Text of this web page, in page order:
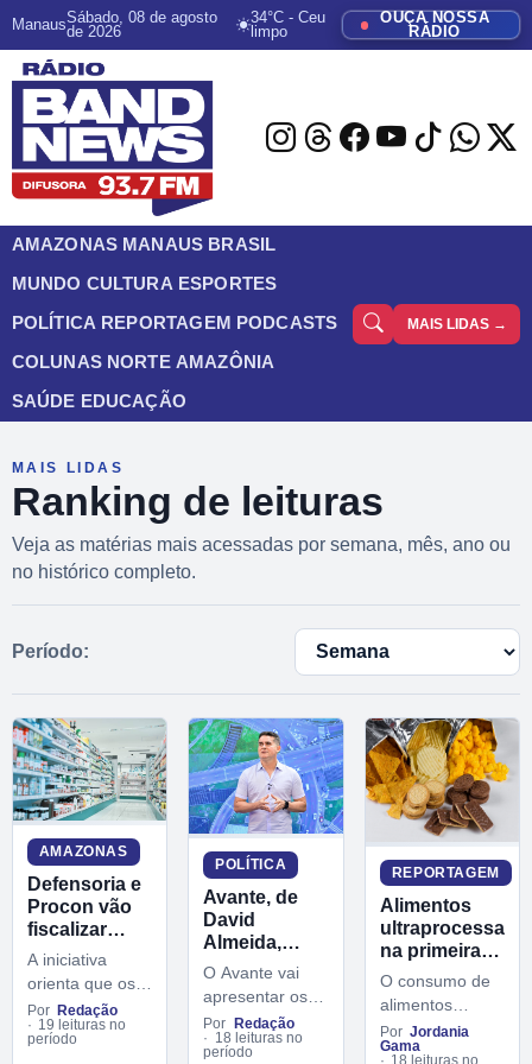
ManausSábado, 08 de agosto
de 2026
34°C - Ceu
limpo
OUÇA NOSSA
RÁDIO
AMAZONAS MANAUS BRASIL
MUNDO CULTURA ESPORTES
POLÍTICA REPORTAGEM PODCASTS
COLUNAS NORTE AMAZÔNIA
SAÚDE EDUCAÇÃO
MAIS LIDAS →
MAIS LIDAS
Ranking de leituras
Veja as matérias mais acessadas por semana, mês, ano ou
no histórico completo.
Período:
AMAZONAS
Defensoria e
Procon vão
fiscalizar
exigência de
dados de
clientes em
farmácias e
drogarias
A iniciativa
orienta que os
estabelecimentos
(farmácias e
Por
Redação
19 leituras no
período
POLÍTICA
Avante, de
David
Almeida,
lança chapa
de pré-
candidatos a
deputado
federal nesta
O Avante vai
apresentar os
pré-candidatos
do partido à
Por
Redação
18 leituras no
período
REPORTAGEM
Alimentos
na primeira
infância
podem ter
emocionais,
O consumo de
alimentos
ultraprocessados
na infância pode
Por Jordania
Gama
18 leituras no